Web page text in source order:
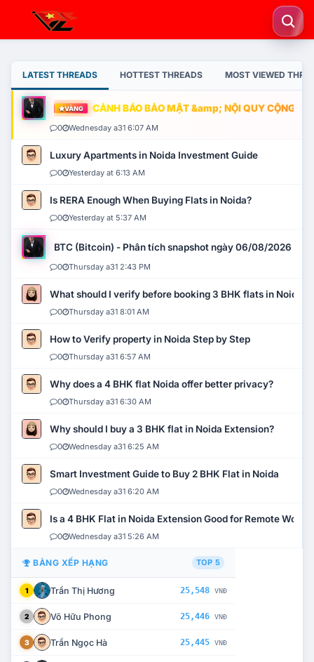
LATEST THREADS HOTTEST THREADS MOST VIEWED
VÀNG CẢNH BÁO BẢO MẬT &amp; NỘI QUY CỘNG
0 Wednesday a31 6:07 AM
Luxury Apartments in Noida Investment Guide
0 Yesterday at 6:13 AM
Is RERA Enough When Buying Flats in Noida?
0 Yesterday at 5:37 AM
BTC (Bitcoin) - Phân tích snapshot ngày 06/08/2026
0 Thursday a31 2:43 PM
What should I verify before booking 3 BHK flats in Noida?
0 Thursday a31 8:01 AM
How to Verify property in Noida Step by Step
0 Thursday a31 6:57 AM
Why does a 4 BHK flat Noida offer better privacy?
0 Thursday a31 6:30 AM
Why should I buy a 3 BHK flat in Noida Extension?
0 Wednesday a31 6:25 AM
Smart Investment Guide to Buy 2 BHK Flat in Noida
0 Wednesday a31 6:20 AM
Is a 4 BHK Flat in Noida Extension Good for Remote Work?
0 Wednesday a31 5:26 AM
BẢNG XẾP HẠNG TOP 5
1 Trần Thị Hương 25,548 VNĐ
2 Võ Hữu Phong 25,446 VNĐ
3 Trần Ngọc Hà 25,445 VNĐ